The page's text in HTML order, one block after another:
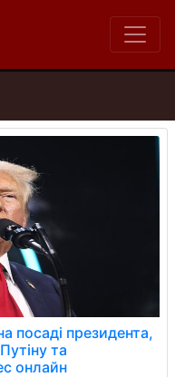
посаді президента,
та
онлайн